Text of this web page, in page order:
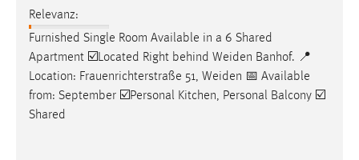
Relevanz:
Furnished Single Room Available in a 6 Shared
Apartment ☑️Located Right behind Weiden Banhof. 📍
Location: Frauenrichterstraße 51, Weiden 📅 Available
from: September ☑️Personal Kitchen, Personal Balcony ☑️
Shared